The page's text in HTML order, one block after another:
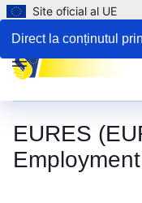
Direct la conținutul
Site oficial al UE
EURES
Menu